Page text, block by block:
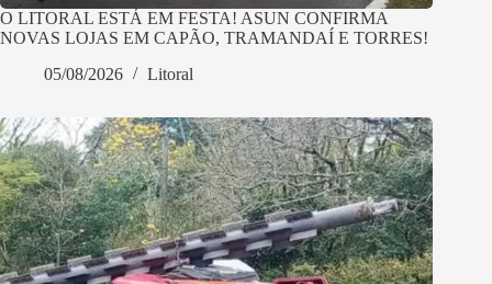
O LITORAL ESTÁ EM FESTA! ASUN CONFIRMA
NOVAS LOJAS EM CAPÃO, TRAMANDAÍ E TORRES!
05/08/2026
Litoral